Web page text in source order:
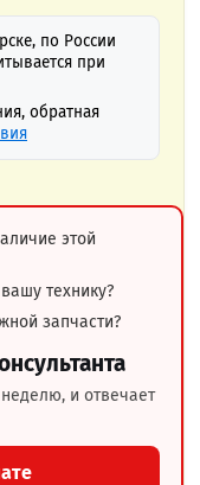
по России
при
обратная
этой
технику?
запчасти?
и отвечает